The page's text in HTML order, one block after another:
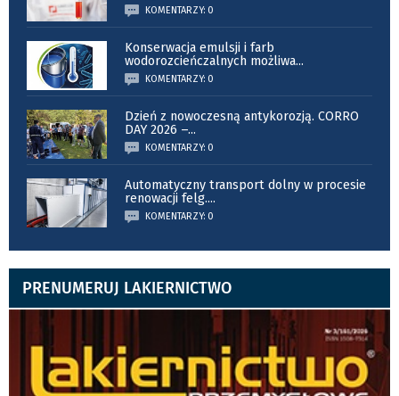
KOMENTARZY: 0
Konserwacja emulsji i farb
wodorozcieńczalnych możliwa...
KOMENTARZY: 0
Dzień z nowoczesną antykorozją. CORRO
DAY 2026 –...
KOMENTARZY: 0
Automatyczny transport dolny w procesie
renowacji felg....
KOMENTARZY: 0
PRENUMERUJ LAKIERNICTWO